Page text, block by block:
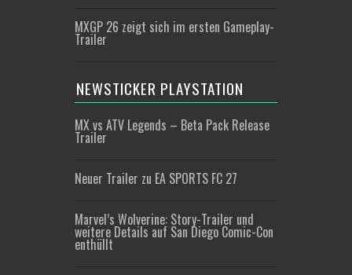
MXGP 26 zeigt sich im ersten Gameplay-
Trailer
NEWSTICKER PLAYSTATION
MX vs ATV Legends – Beta Pack Release
Trailer
Neuer Trailer zu EA SPORTS FC 27
Marvel’s Wolverine: Story-Trailer und
weitere Details auf San Diego Comic-Con
enthüllt